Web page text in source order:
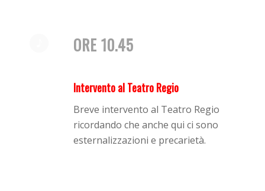
ORE 10.45
Intervento al Teatro Regio
Breve intervento al Teatro Regio
ricordando che anche qui ci sono
esternalizzazioni e precarietà.